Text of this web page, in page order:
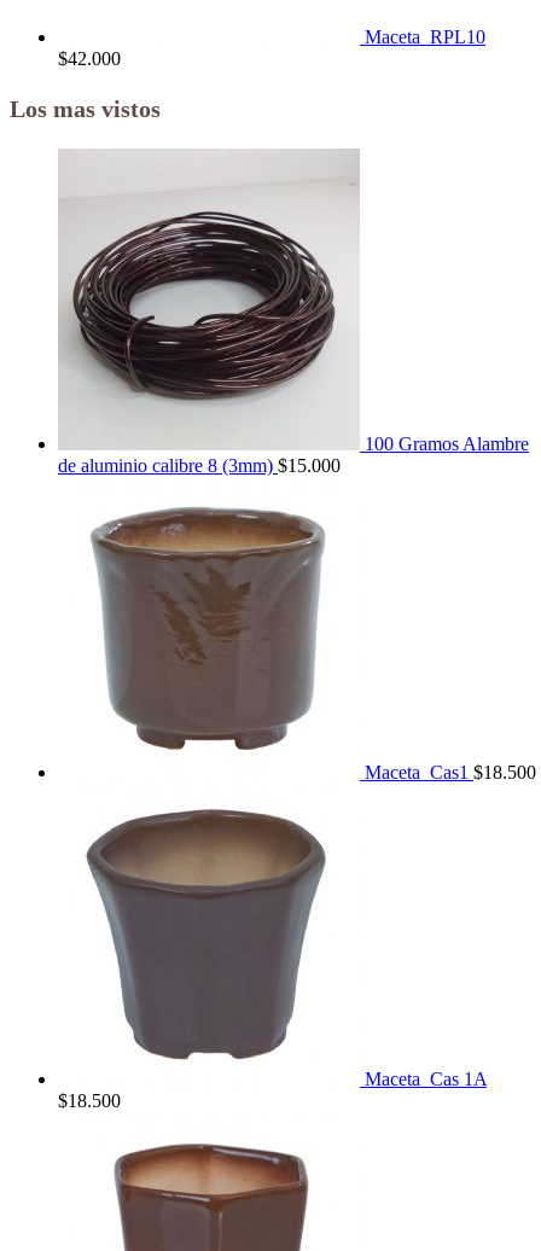
Maceta_RPL10
$42.000
Los mas vistos
100 Gramos Alambre
de aluminio calibre 8 (3mm) $15.000
Maceta_Cas1 $18.500
Maceta_Cas 1A
$18.500